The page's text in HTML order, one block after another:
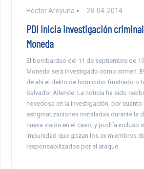
Héctor Areyuna 28-04-2014
PDI inicia investigación
Moneda
El bombardeo del 11 de septiembre de
Moneda será investigado como crimen.
de ahí el delito de homicidio frustrado o
Salvador Allende. La noticia ha sido
novedosa en la investigación, por
estigmatizaciones instaladas durante la
nueva visión en el caso, y podría incluso
impunidad que gozan los ex miembros
responsabilizados por el ataque.